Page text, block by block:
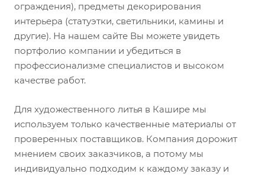
ограждения), предметы декорирования
интерьера (статуэтки, светильники, камины и
другие). На нашем сайте Вы можете увидеть
портфолио компании и убедиться в
профессионализме специалистов и высоком
качестве работ.
Для художественного литья в Кашире мы
используем только качественные материалы от
проверенных поставщиков. Компания дорожит
мнением своих заказчиков, а потому мы
индивидуально подходим к каждому заказу и